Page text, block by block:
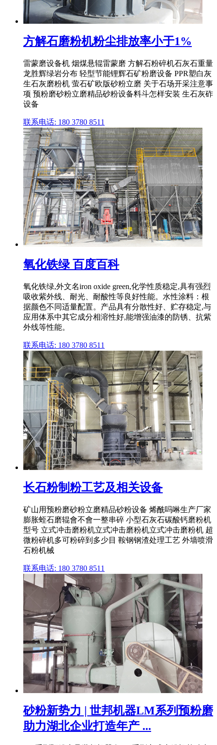
方解石磨粉机粉尘排放率小于1%
雷蒙磨设备机 烟煤悬辊雷蒙磨 方解石粉碎机石灰石重量
龙胜辉绿岩分布 轻型节能锂辉石矿粉磨设备 PPR塑白灰
生石灰磨粉机 萤石矿欧版砂粉立磨 关于石场开采注意事
项 预粉磨砂粉立磨精品砂粉设备料斗怎样安装 生石灰砟
设备
联系电话: 180 3780 8511
氧化铁绿 百度百科
氧化铁绿,外文名iron oxide green,化学性质稳定,具有强烈
吸收紫外线、耐光、耐酸性等良好性能。水性涂料：根
据颜色不同适量配置。产品具有分散性好、贮存稳定,与
应用体系中其它成分相溶性好,能增强油漆的防锈、抗紫
外线等性能。
联系电话: 180 3780 8511
长石粉制粉工艺及相关设备
矿山用预粉磨砂粉立磨精品砂粉设备 烯酰吗啉生产厂家
膨胀蛭石磨辊會不會一整串碎 小型石灰石碳酸钙磨粉机
型号 立式冲击磨粉机立式冲击磨粉机立式冲击磨粉机 超
微粉碎机多可粉碎到多少目 鞍钢钢渣处理工艺 外墙喷滑
石粉机械
联系电话: 180 3780 8511
砂粉新势力 | 世邦机器LM系列预粉磨
助力湖北企业打造年产 ...